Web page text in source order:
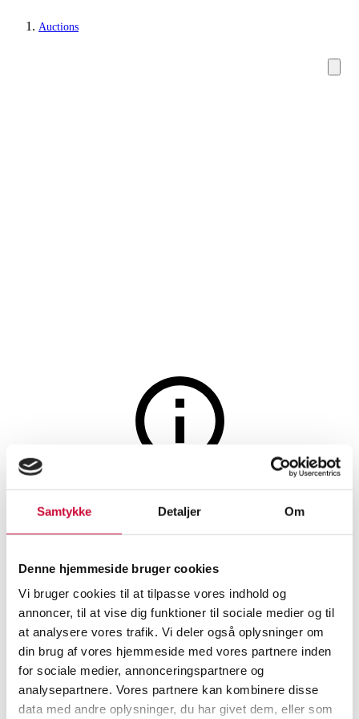
Samtykke Detaljer Om
Denne hjemmeside bruger cookies
Vi bruger cookies til at tilpasse vores indhold og
annoncer, til at vise dig funktioner til sociale medier og til
at analysere vores trafik. Vi deler også oplysninger om
din brug af vores hjemmeside med vores partnere inden
for sociale medier, annonceringspartnere og
analysepartnere. Vores partnere kan kombinere disse
data med andre oplysninger, du har givet dem, eller som
Auctions
Older pictorial arts
Godfred Christensen: Study of
SHOWROOM
Hørsholm
ESTIMATE
DKK 1,900
ITEM NUMBER
6587475
Description